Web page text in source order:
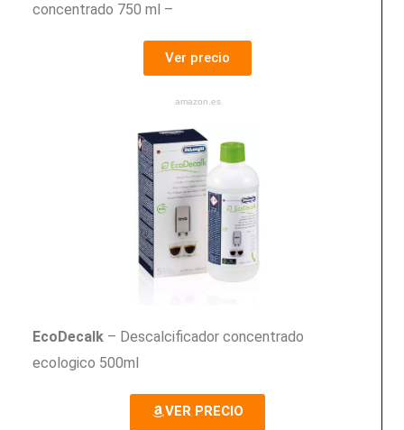
concentrado 750 ml –
Ver precio
amazon.es
EcoDecalk– Descalcificador concentrado
ecologico 500ml
VER PRECIO